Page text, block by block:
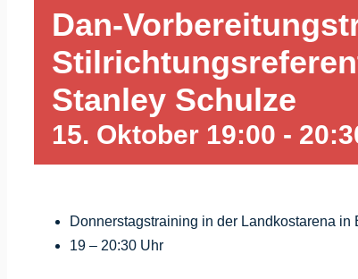
Dan-
Stanley Schulze
15. Oktober 19:00 -
Donnerstagstraining in der Landkostarena in
19 – 20:30 Uhr